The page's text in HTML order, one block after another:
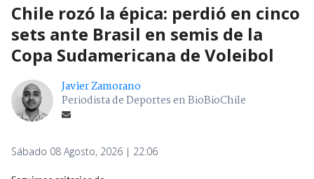
Chile rozó la épica: perdió en cinco
sets ante Brasil en semis de la
Copa Sudamericana de Voleibol
Javier Zamorano
Periodista de Deportes en BioBioChile
Sábado 08 Agosto, 2026 | 22:06